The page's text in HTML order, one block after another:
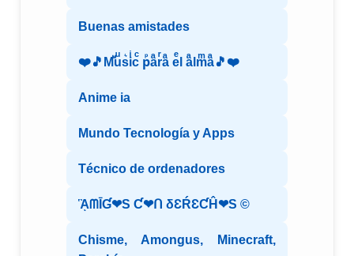
Buenas amistades
❤️🎵Mⷨuͧs͛iͥcͨ рⷬaͣrͬaͣ eͤl aͣlmͫaͣ🎵❤️
Anime ia
Mundo Tecnología y Apps
Técnico de ordenadores
ᾋᗰĪƓ❤S Ƈ❤ᑎ δƐŔƐƇĤ❤S ©️
Chisme, Amongus, Minecraft,